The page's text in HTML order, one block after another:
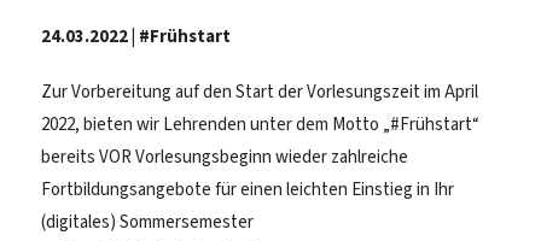
24.03.2022 | #Frühstart
Zur Vorbereitung auf den Start der Vorlesungszeit im April
2022, bieten wir Lehrenden unter dem Motto „#Frühstart“
bereits VOR Vorlesungsbeginn wieder zahlreiche
Fortbildungsangebote für einen leichten Einstieg in Ihr
(digitales) Sommersemester